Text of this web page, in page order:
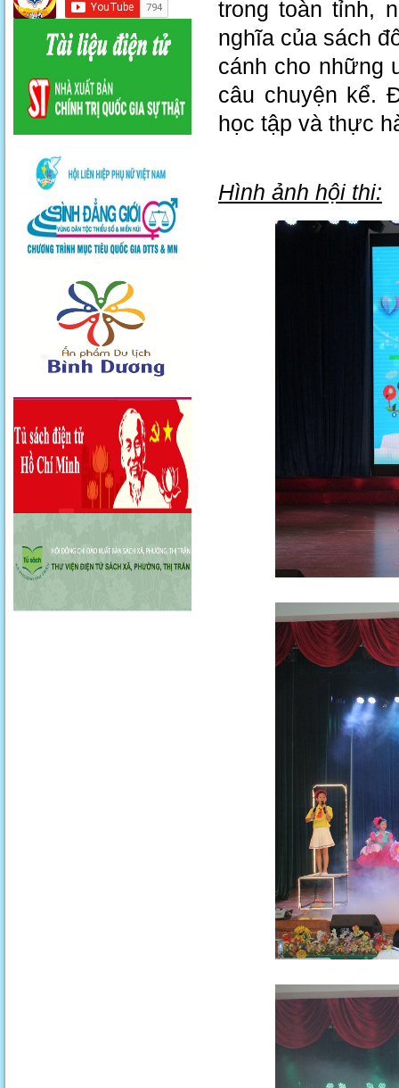
trong toàn tỉnh,
nghĩa của sách
cánh cho những
câu chuyện kể.
học tập và thực
Hình ảnh hội thi: